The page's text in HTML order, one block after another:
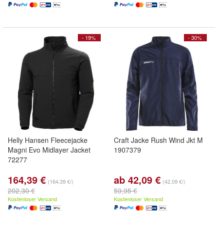
- 19%
Helly Hansen Fleecejacke
Magni Evo Midlayer Jacket
72277
164,39 € (164,39 €/)
202,30 €
Kostenloser Versand
- 30%
Craft Jacke Rush Wind Jkt M
1907379
ab 42,09 € (42,09 €/)
59,95 €
Kostenloser Versand